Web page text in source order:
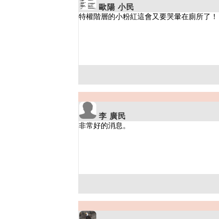
歐陽 小民
李 廣民